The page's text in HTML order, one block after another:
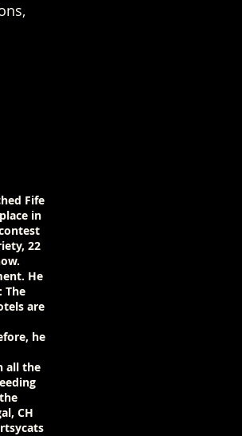
Fife
in
22
He
The
are
he
all the
CH